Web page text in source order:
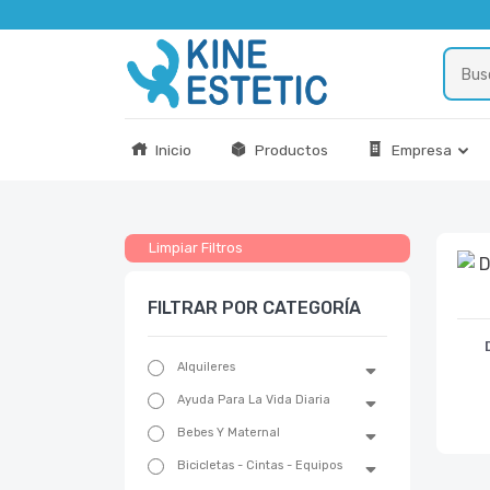
Inicio Productos Empresa
Limpiar Filtros
FILTRAR POR CATEGORÍA
Alquileres
Ayuda Para La Vida Diaria
Bebes Y Maternal
Bicicletas - Cintas - Equipos